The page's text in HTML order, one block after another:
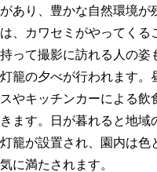
があり、豊かな自然環境が
は、カワセミがやってくる
持って撮影に訪れる人の姿
灯籠の夕べが行われます。
スやキッチンカーによる
きます。日が暮れると地
灯籠が設置され、園内は色
気に満たされます。